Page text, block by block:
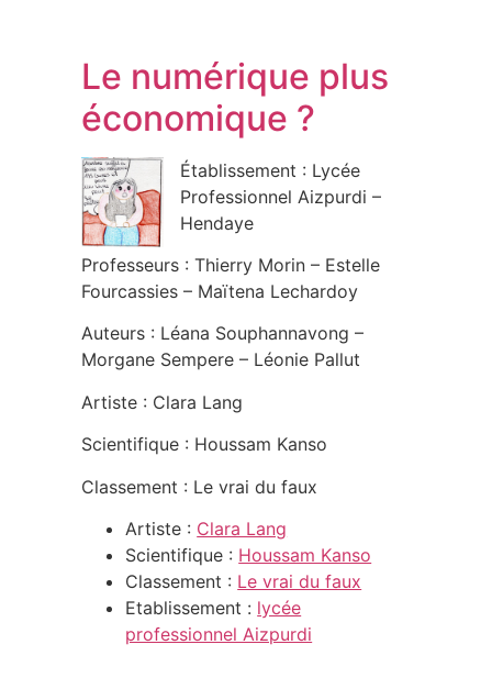
Le numérique plus
économique ?
Établissement : Lycée
Professionnel Aizpurdi –
Hendaye
Professeurs : Thierry Morin – Estelle
Fourcassies – Maïtena Lechardoy
Auteurs : Léana Souphannavong –
Morgane Sempere – Léonie Pallut
Artiste : Clara Lang
Scientifique : Houssam Kanso
Classement : Le vrai du faux
Artiste : Clara Lang
Scientifique : Houssam Kanso
Classement : Le vrai du faux
Etablissement : lycée
professionnel Aizpurdi